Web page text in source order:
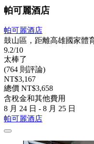
帕可麗酒店
帕可麗酒店
鼓山區，距離高雄國家體
9.2/10
太棒了
(764 則評論)
NT$3,167
總價 NT$3,658
含稅金和其他費用
8 月 24 日 - 8 月 25 日
帕可麗酒店